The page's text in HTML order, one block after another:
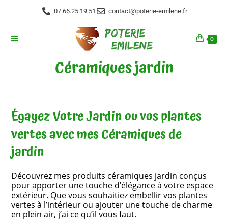
07.66.25.19.51 contact@poterie-emilene.fr
0
Céramiques jardin
Égayez Votre Jardin ou vos plantes
vertes avec mes Céramiques de
jardin
Découvrez mes produits céramiques jardin conçus
pour apporter une touche d’élégance à votre espace
extérieur. Que vous souhaitiez embellir vos plantes
vertes à l’intérieur ou ajouter une touche de charme
en plein air, j’ai ce qu’il vous faut.